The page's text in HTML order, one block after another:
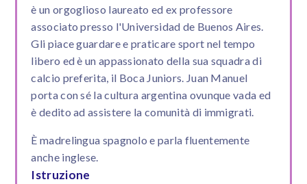
è un orgoglioso laureato ed ex professore
associato presso l'Universidad de Buenos Aires.
Gli piace guardare e praticare sport nel tempo
libero ed è un appassionato della sua squadra di
calcio preferita, il Boca Juniors. Juan Manuel
porta con sé la cultura argentina ovunque vada ed
è dedito ad assistere la comunità di immigrati.
È madrelingua spagnolo e parla fluentemente
anche inglese.
Istruzione